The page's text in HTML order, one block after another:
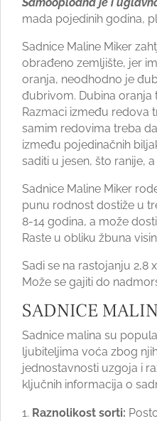
mada pojedinih godina,
Sadnice Maline Miker
obrađeno zemljište, jer
oranja, neodhodno je
đubrivom. Dubina oranja
Razmaci između redova
samim redovima treba
između pojedinačnih
saditi u jesen, što ranije,
Sadnice Maline Miker
punu rodnost dostiže u
8-14 godina, a može
Raste u obliku žbuna
Sadi se na rastojanju 2,8
Može se gajiti do
SADNICE
Sadnice malina su
ljubiteljima voća zbog
jednostavnosti uzgoja i
ključnih informacija o
Raznolikost sorti: